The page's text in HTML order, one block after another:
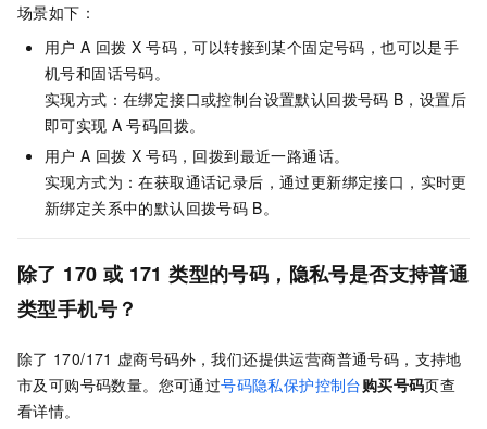
场景如下：
用户 A 回拨 X 号码，可以转接到某个固定号码，也可以是手
机号和固话号码。
实现方式：在绑定接口或控制台设置默认回拨号码 B，设置后
即可实现 A 号码回拨。
用户 A 回拨 X 号码，回拨到最近一路通话。
实现方式为：在获取通话记录后，通过更新绑定接口，实时更
新绑定关系中的默认回拨号码 B。
除了 170 或 171 类型的号码，隐私号是否支持普通
类型手机号？
除了 170/171 虚商号码外，我们还提供运营商普通号码，支持地
市及可购号码数量。您可通过号码隐私保护控制台购买号码页查
看详情。